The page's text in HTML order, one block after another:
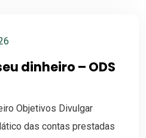
dinheiro – ODS
Objetivos Divulgar
das contas prestadas